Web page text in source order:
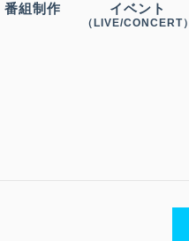
番組制作 イベント
（LIVE/CONCERT）